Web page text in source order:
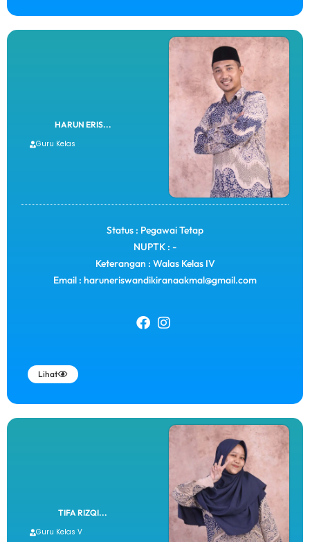
HARUN ERIS...
Guru Kelas
Status : Pegawai Tetap
NUPTK : -
Keterangan : Walas Kelas IV
Email : haruneriswandikiranaakmal@gmail.com
Lihat
TIFA RIZQI...
Guru Kelas V